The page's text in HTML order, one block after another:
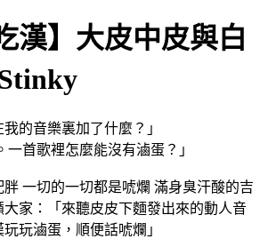
漢】大皮中皮與白
的音樂裏加了什麼？」
一首歌裡怎麼能沒有滷蛋？」
一切的一切都是唬爛 滿身臭汗酸的吉
家：「來聽皮皮下麵發出來的動人音
玩滷蛋，順便話唬爛」